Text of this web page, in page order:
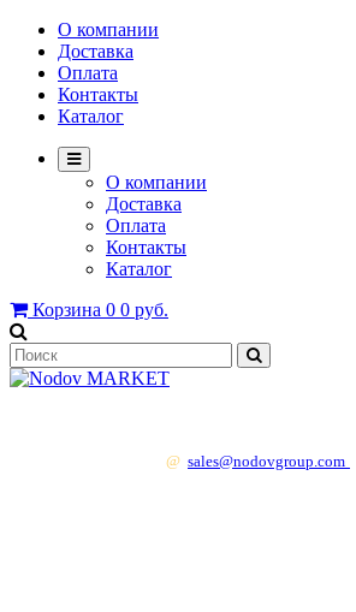
О компании
Доставка
Оплата
Контакты
Каталог
О компании
Доставка
Оплата
Контакты
Каталог
Корзина 0 0 руб.
@ sales@nodovgroup.com